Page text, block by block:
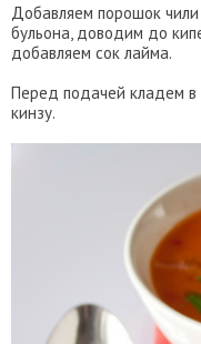
Добавляем порошок чили
бульона, доводим до
добавляем сок лайма.
Перед подачей кладем
кинзу.